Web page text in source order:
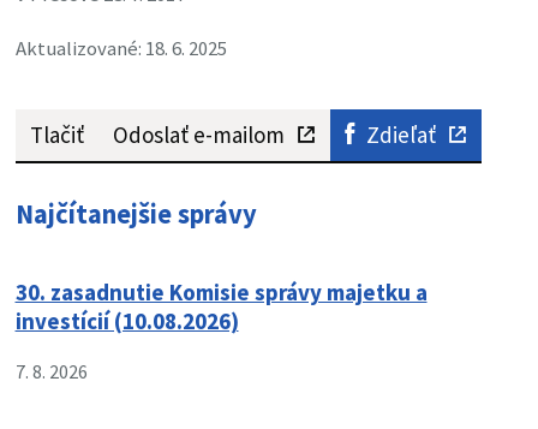
Aktualizované: 18. 6. 2025
Tlačiť Odoslať e-mailom Zdieľať
Najčítanejšie správy
30. zasadnutie Komisie správy majetku a
investícií (10.08.2026)
7. 8. 2026